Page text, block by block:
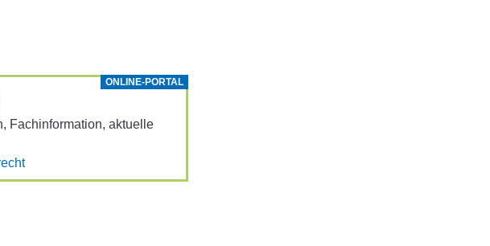
ONLINE-PORTAL
Fach­in­for­ma­tion, aktu­elle